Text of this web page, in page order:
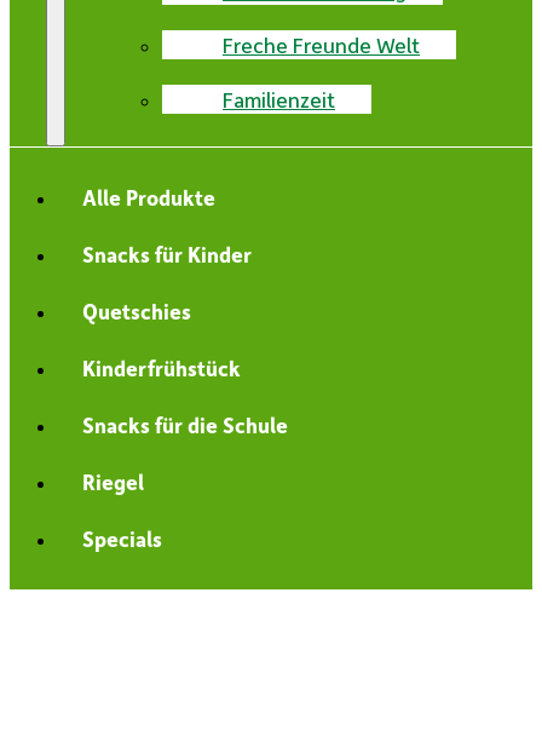
Freche Freunde Welt
Familienzeit
Alle Produkte
Snacks für Kinder
Quetschies
Kinderfrühstück
Snacks für die Schule
Riegel
Specials